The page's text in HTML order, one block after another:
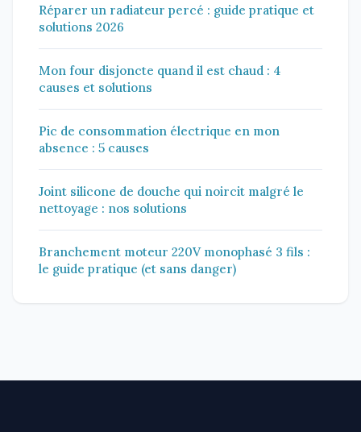
Réparer un radiateur percé : guide pratique et
solutions 2026
Mon four disjoncte quand il est chaud : 4
causes et solutions
Pic de consommation électrique en mon
absence : 5 causes
Joint silicone de douche qui noircit malgré le
nettoyage : nos solutions
Branchement moteur 220V monophasé 3 fils :
le guide pratique (et sans danger)